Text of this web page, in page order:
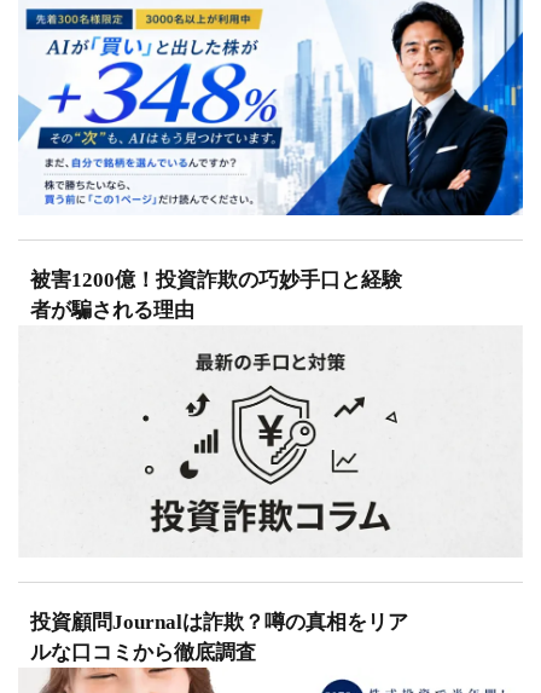
被害1200億！投資詐欺の巧妙手口と経験
者が騙される理由
投資顧問Journalは詐欺？噂の真相をリア
ルな口コミから徹底調査